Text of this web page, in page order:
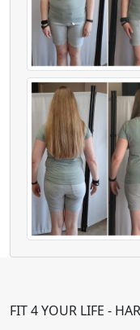
FIT 4 YOUR LIFE -